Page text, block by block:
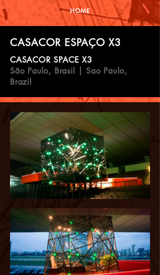
HOME
CASACOR ESPAÇO X3
CASACOR SPACE X3
São Paulo, Brasil | Sao Paulo,
Brazil